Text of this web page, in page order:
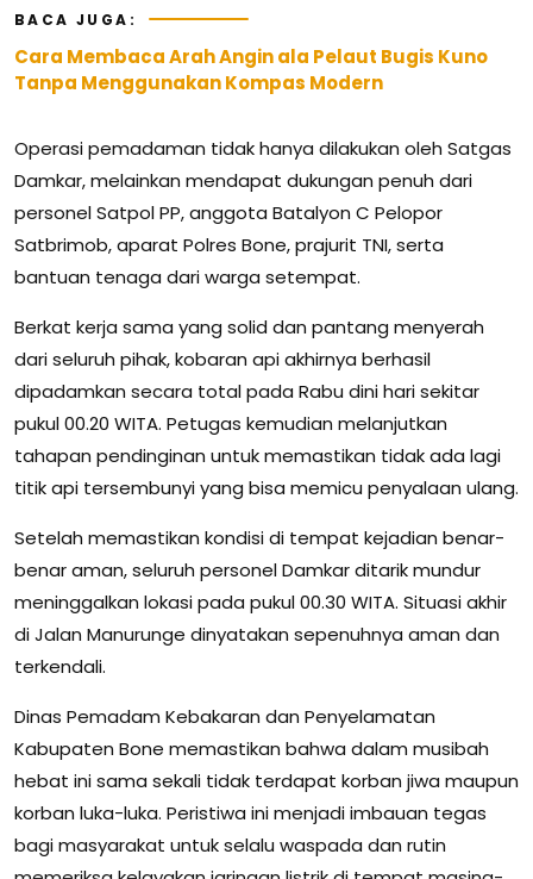
BACA JUGA:
Cara Membaca Arah Angin ala Pelaut Bugis Kuno
Tanpa Menggunakan Kompas Modern
Operasi pemadaman tidak hanya dilakukan oleh Satgas
Damkar, melainkan mendapat dukungan penuh dari
personel Satpol PP, anggota Batalyon C Pelopor
Satbrimob, aparat Polres Bone, prajurit TNI, serta
bantuan tenaga dari warga setempat.
Berkat kerja sama yang solid dan pantang menyerah
dari seluruh pihak, kobaran api akhirnya berhasil
dipadamkan secara total pada Rabu dini hari sekitar
pukul 00.20 WITA. Petugas kemudian melanjutkan
tahapan pendinginan untuk memastikan tidak ada lagi
titik api tersembunyi yang bisa memicu penyalaan ulang.
Setelah memastikan kondisi di tempat kejadian benar-
benar aman, seluruh personel Damkar ditarik mundur
meninggalkan lokasi pada pukul 00.30 WITA. Situasi akhir
di Jalan Manurunge dinyatakan sepenuhnya aman dan
terkendali.
Dinas Pemadam Kebakaran dan Penyelamatan
Kabupaten Bone memastikan bahwa dalam musibah
hebat ini sama sekali tidak terdapat korban jiwa maupun
korban luka-luka. Peristiwa ini menjadi imbauan tegas
bagi masyarakat untuk selalu waspada dan rutin